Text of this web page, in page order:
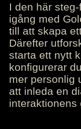
I den här
igång med
till att skapa
Därefter
starta ett nytt
konfigurerar
mer personlig
att inleda en
interaktionens